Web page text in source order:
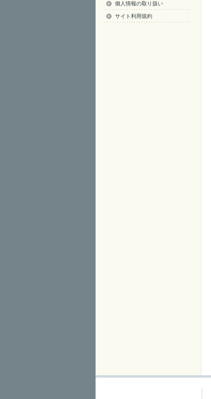
個人情報の取り扱い
サイト利用規約